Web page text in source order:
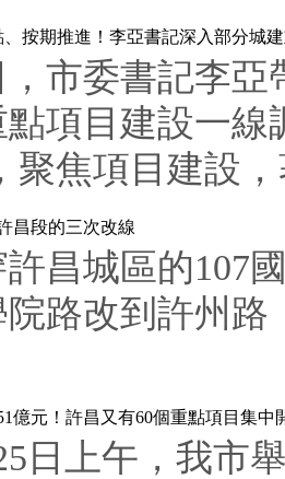
、按期推進！李亞書記深入部分城
，市委書記李
點項目建設一線
聚焦項目建設
昌段的三次改線
昌城區的107
路改到許州路
億元！許昌又有60個重點項目集
日上午，我市